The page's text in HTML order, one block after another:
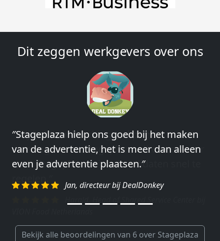
Dit zeggen werkgevers over ons
″Wij hebben in ieder geval prima
ervaringen met Stageplaza: elke keer weer
weet Stageplaza prima kandidaten snel te
regelen.″
Bekijk alle beoordelingen van 6 over Stageplaza